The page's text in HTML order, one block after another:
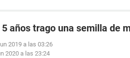
años trago una semilla de
2019 a las 03:26
2020 a las 23:24